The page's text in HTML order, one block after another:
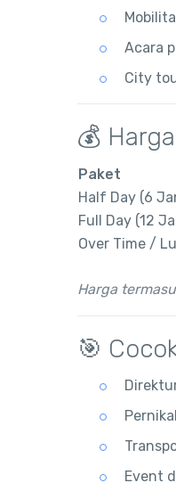
Acara
City
💰
Paket
Half Day (6
Full Day (12
Over Time /
Harga
🎯
Event